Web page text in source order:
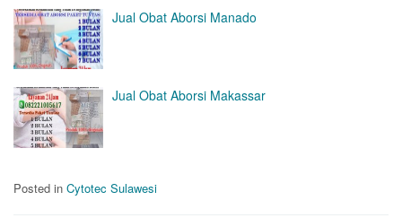
Jual Obat Aborsi Manado
Jual Obat Aborsi Makassar
Posted in Cytotec Sulawesi